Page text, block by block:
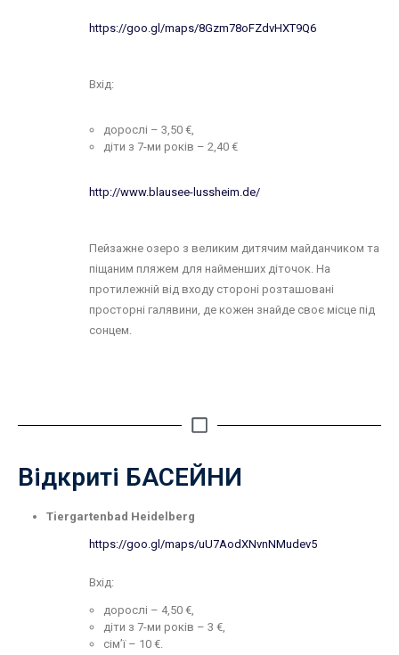
https://goo.gl/maps/8Gzm78oFZdvHXT9Q6
Вхід:
дорослі – 3,50 €,
діти з 7-ми років – 2,40 €
http://www.blausee-lussheim.de/
Пейзажне озеро з великим дитячим майданчиком та
піщаним пляжем для найменших діточок. На
протилежній від входу стороні розташовані
просторні галявини, де кожен знайде своє місце під
сонцем.
Відкриті БАСЕЙНИ
Tiergartenbad Heidelberg
https://goo.gl/maps/uU7AodXNvnNMudev5
Вхід:
дорослі – 4,50 €,
діти з 7-ми років – 3 €,
сім’ї – 10 €.